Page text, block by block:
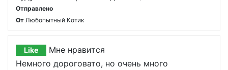
Отправлено
От Любопытный Котик
Like
Мне нравится
Немного дороговато, но очень много